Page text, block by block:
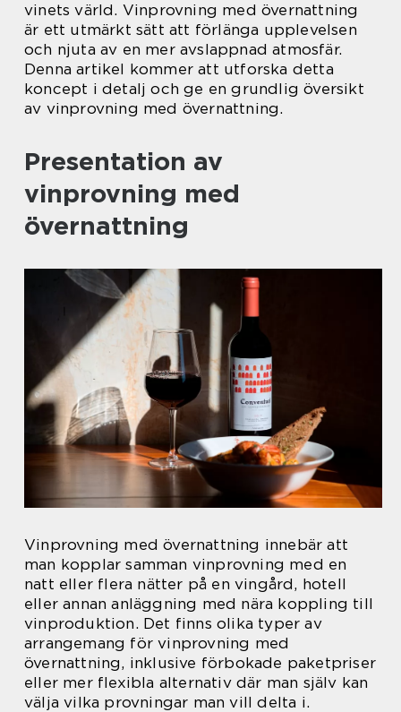
vinets värld. Vinprovning med övernattning
är ett utmärkt sätt att förlänga upplevelsen
och njuta av en mer avslappnad atmosfär.
Denna artikel kommer att utforska detta
koncept i detalj och ge en grundlig översikt
av vinprovning med övernattning.
Presentation av
vinprovning med
övernattning
Vinprovning med övernattning innebär att
man kopplar samman vinprovning med en
natt eller flera nätter på en vingård, hotell
eller annan anläggning med nära koppling till
vinproduktion. Det finns olika typer av
arrangemang för vinprovning med
övernattning, inklusive förbokade paketpriser
eller mer flexibla alternativ där man själv kan
välja vilka provningar man vill delta i.